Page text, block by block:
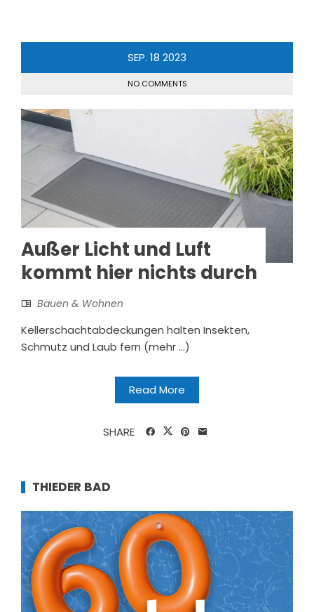
SEP. 18 2023
NO COMMENTS
Außer Licht und Luft
kommt hier nichts durch
Bauen & Wohnen
Kellerschachtabdeckungen halten Insekten,
Schmutz und Laub fern (mehr …)
Read More
SHARE
THIEDER BAD